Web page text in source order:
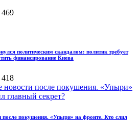
469
политическим скандалом: политик требует
финансирование Киева
418
покушения. «Упыри» на фронте. Кто слил